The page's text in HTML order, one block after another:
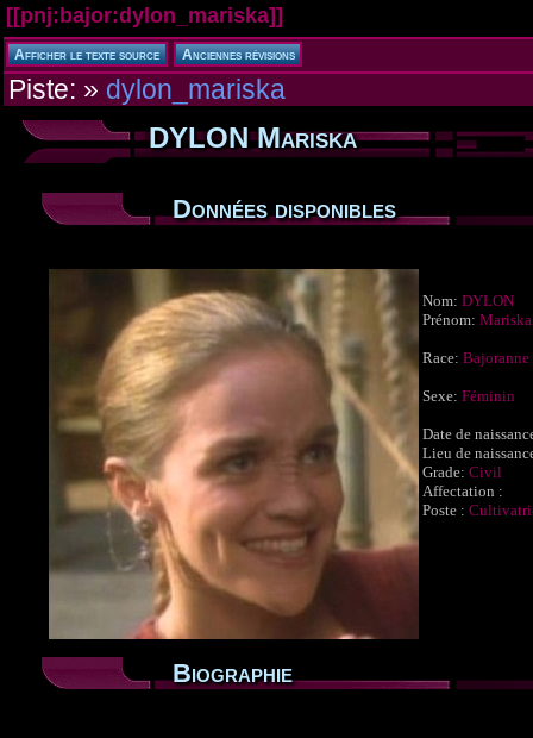
[[pnj:bajor:dylon_mariska]]
Piste: » dylon_mariska
DYLON Mariska
Données disponibles
Nom: DYLON
Prénom: Mariska
Race: Bajoranne
Sexe: Féminin
Date de
Lieu de
Grade: Civil
Affectation :
Poste :
Biographie